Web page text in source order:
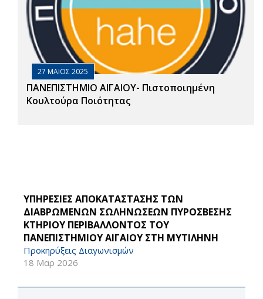
27 ΜΑΙΟΣ 2025
ΠΑΝΕΠΙΣΤΗΜΙΟ ΑΙΓΑΙΟΥ- Πιστοποιημένη
Κουλτούρα Ποιότητας
ΥΠΗΡΕΣΙΕΣ ΑΠΟΚΑΤΑΣΤΑΣΗΣ ΤΩΝ
ΔΙΑΒΡΩΜΕΝΩΝ ΣΩΛΗΝΩΣΕΩΝ ΠΥΡΟΣΒΕΣΗΣ
ΚΤΗΡΙΟΥ ΠΕΡΙΒΑΛΛΟΝΤΟΣ ΤΟΥ
ΠΑΝΕΠΙΣΤΗΜΙΟΥ ΑΙΓΑΙΟΥ ΣΤΗ ΜΥΤΙΛΗΝΗ
Προκηρύξεις Διαγωνισμών
18 Μαρ 2026